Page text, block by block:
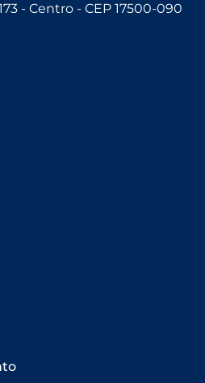
- Centro - CEP 17500-090